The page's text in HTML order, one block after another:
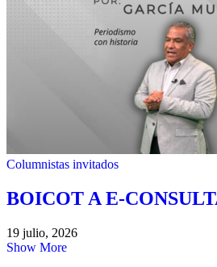
Columnistas invitados
BOICOT A E-
19 julio, 2026
Show More